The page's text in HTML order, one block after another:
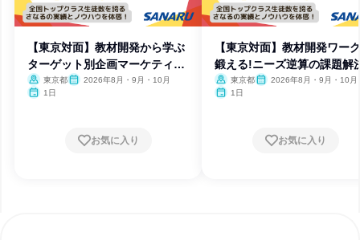
【東京対面】教材開発から学ぶ
ターゲット別企画マーケティン
グ 東京都
2026年8月・9月・10月
1日
お気に入り
【東京対面】教材開発ワー
鍛える!ニーズ逆算の課題解
考 東京都
2026年8月・9月・10月
1日
お気に入り